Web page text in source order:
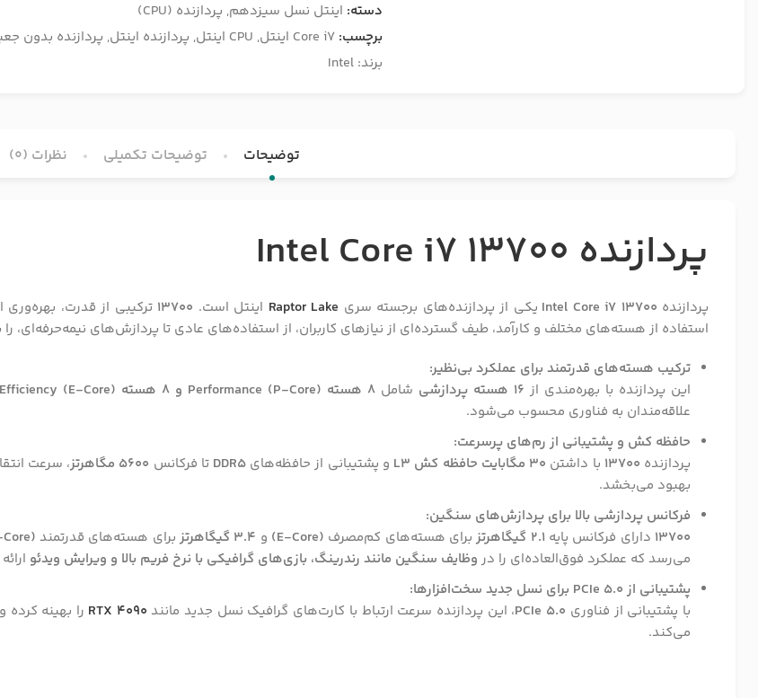
دسته: اینتل نسل سیزدهم, پردازنده (CPU)
برچسب: Core i7 اینتل , CPU اینتل , پردازنده اینتل, پردازنده بدون
برند: Intel
توضیحات توضیحات تکمیلی نظرات (0)
پردازنده Intel Core i7 13700
پردازنده Intel Core i7 13700 یکی از پردازنده‌های برجسته سری Raptor Lake اینتل است. 13700 ترکیبی از قدرت،
استفاده از هسته‌های مختلف و کارآمد، طیف گسترده‌ای از نیازهای کاربران، از استفاده‌های عادی تا پردازش‌های
ترکیب هسته‌های قدرتمند برای عملکرد بی‌نظیر:
این پردازنده با بهره‌مندی از 16 هسته پردازشی شامل 8 هسته Performance (P-Core) و 8 هسته Efficiency (E-Core)
علاقه‌مندان به فناوری محسوب می‌شود.
حافظه کش و پشتیبانی از رم‌های پرسرعت:
پردازنده 13700 با داشتن 30 مگابایت حافظه کش L3 و پشتیبانی از حافظه‌هایDDR5 تا فرکانس 5600 مگاهرتز
، سرعت
بهبود می‌بخشد.
فرکانس پردازشی بالا برای پردازش‌های سنگین:
13700 دارای فرکانس پایه برای هسته‌های کم‌مصرف (E-Core) و برای هسته‌های قدرتمند (P-Core)
می‌رسد که عملکرد فوق‌العاده‌ای را در وظایف سنگین مانند رندرینگ، بازی‌های گرافیکی با نرخ فریم بالا و ویرایش ویدئو
پشتیبانی از PCIe 5.0 برای نسل جدید سخت‌افزارها:
با پشتیبانی از فناوری
، این پردازنده سرعت ارتباط با کارت‌های گرافیک نسل جدید مانند RTX 4090 را بهینه
می‌کند.